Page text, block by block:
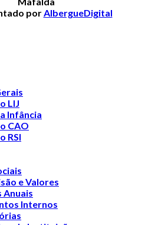
porAlbergueDigital
LIJ
Infância
CAO
RSI
e Valores
Anuais
Internos